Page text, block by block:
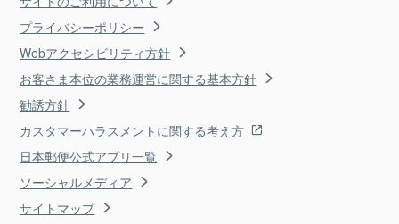
プライバシーポリシー
Webアクセシビリティ方針
お客さま本位の業務運営に関する基本方針
勧誘方針
カスタマーハラスメントに関する考え方
日本郵便公式アプリ一覧
ソーシャルメディア
サイトマップ